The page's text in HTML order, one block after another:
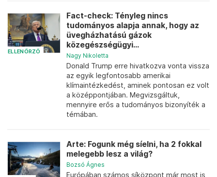
ELLENŐRZŐ
Fact-check: Tényleg nincs
tudományos alapja annak, hogy az
üvegházhatású gázok
közegészségügyi...
Nagy Nikoletta
Donald Trump erre hivatkozva vonta vissza
az egyik legfontosabb amerikai
klímaintézkedést, aminek pontosan ez volt
a középpontjában. Megvizsgáltuk,
mennyire erős a tudományos bizonyíték a
témában.
Arte: Fogunk még síelni, ha 2 fokkal
melegebb lesz a világ?
Bozsó Ágnes
Európában számos síközpont már most is